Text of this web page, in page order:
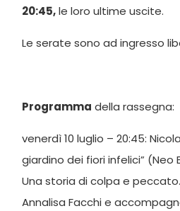
20:45,le loro ultime uscite.
Le serate sono ad ingresso
Programma della rassegna:
venerdì 10 luglio – 20:45:
giardino dei fiori infelici” (Neo
Una storia di colpa e
Annalisa Facchi e